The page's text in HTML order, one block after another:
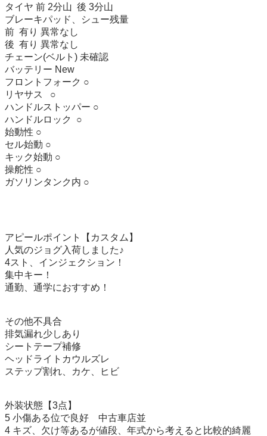
タイヤ 前 2分山  後 3分山
ブレーキパッド、シュー残量
前  有り 異常なし
後  有り 異常なし
チェーン(ベルト) 未確認
バッテリー New
フロントフォーク ○
リヤサス   ○
ハンドルストッパー ○
ハンドルロック  ○
始動性 ○
セル始動 ○
キック始動 ○
操舵性 ○
ガソリンタンク内 ○
アピールポイント【カスタム】
人気のジョグ入荷しました♪
4スト、インジェクション！
集中キー！
通勤、通学におすすめ！
その他不具合
排気漏れ少しあり
シートテープ補修
ヘッドライトカウルズレ
ステップ割れ、カケ、ヒビ
外装状態【3点】
5 小傷ある位で良好　中古車店並
4 キズ、欠け等あるが値段、年式から考えると比較的綺麗